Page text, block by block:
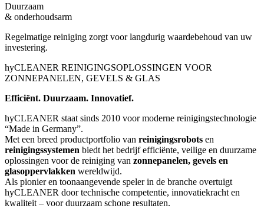
Duurzaam
& onderhoudsarm
Regelmatige reiniging zorgt voor langdurig waardebehoud van uw
investering.
hyCLEANER REINIGINGSOPLOSSINGEN VOOR
ZONNEPANELEN, GEVELS & GLAS
Efficiënt. Duurzaam. Innovatief.
hyCLEANER staat sinds 2010 voor moderne reinigingstechnologie
“Made in Germany”.
Met een breed productportfolio van reinigingsrobots en
reinigingssystemen biedt het bedrijf efficiënte, veilige en duurzame
oplossingen voor de reiniging van zonnepanelen, gevels en
glasoppervlakken wereldwijd.
Als pionier en toonaangevende speler in de branche overtuigt
hyCLEANER door technische competentie, innovatiekracht en
kwaliteit – voor duurzaam schone resultaten.